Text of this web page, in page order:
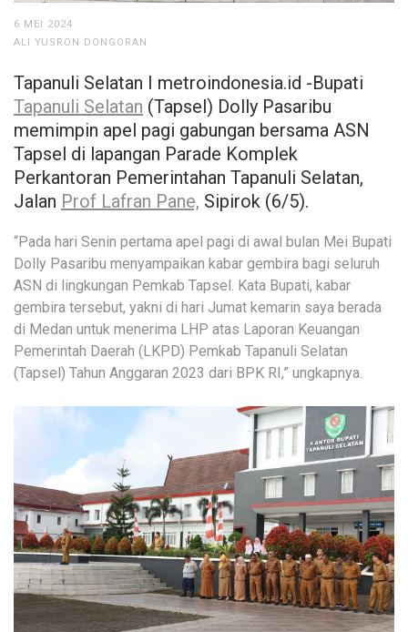
6 MEI 2024
ALI YUSRON DONGORAN
Tapanuli Selatan I metroindonesia.id -Bupati
Tapanuli Selatan (Tapsel) Dolly Pasaribu
memimpin apel pagi gabungan bersama ASN
Tapsel di lapangan Parade Komplek
Perkantoran Pemerintahan Tapanuli Selatan,
Jalan Prof Lafran Pane, Sipirok (6/5).
“Pada hari Senin pertama apel pagi di awal bulan Mei Bupati
Dolly Pasaribu menyampaikan kabar gembira bagi seluruh
ASN di lingkungan Pemkab Tapsel. Kata Bupati, kabar
gembira tersebut, yakni di hari Jumat kemarin saya berada
di Medan untuk menerima LHP atas Laporan Keuangan
Pemerintah Daerah (LKPD) Pemkab Tapanuli Selatan
(Tapsel) Tahun Anggaran 2023 dari BPK RI,” ungkapnya.